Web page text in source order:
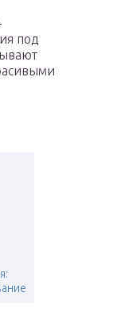
под